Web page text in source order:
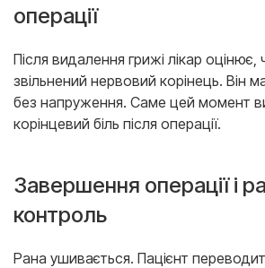
операції
Після видалення грижі лікар оцінює,
звільнений нервовий корінець. Він
без напруження. Саме цей момент
корінцевий біль після операції.
Завершення операції і
контроль
Рана ушивається. Пацієнт